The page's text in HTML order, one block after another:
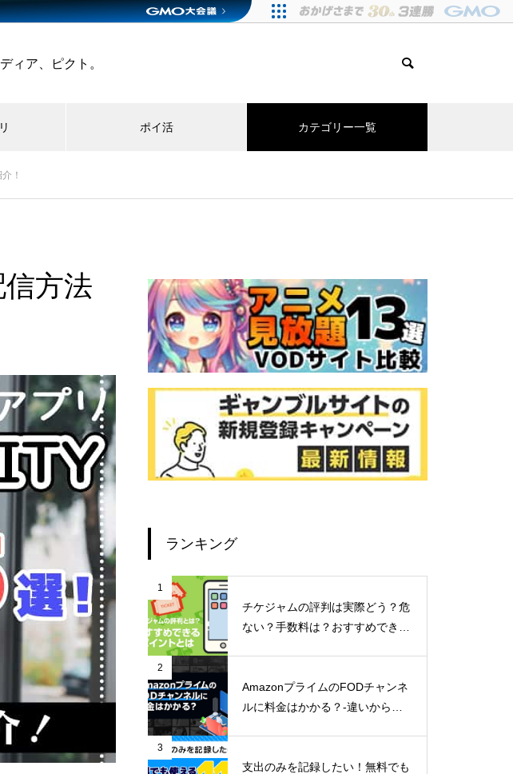
ィア、ピクト。
ポイ活 カテゴリー一覧
！
方法
ランキング
1
チケジャムの評判は実際どう？危
ない？手数料は？おすすめできる
2
AmazonプライムのFODチャンネ
ルに料金はかかる？-違いからメ
3
支出のみを記録したい！無料でも